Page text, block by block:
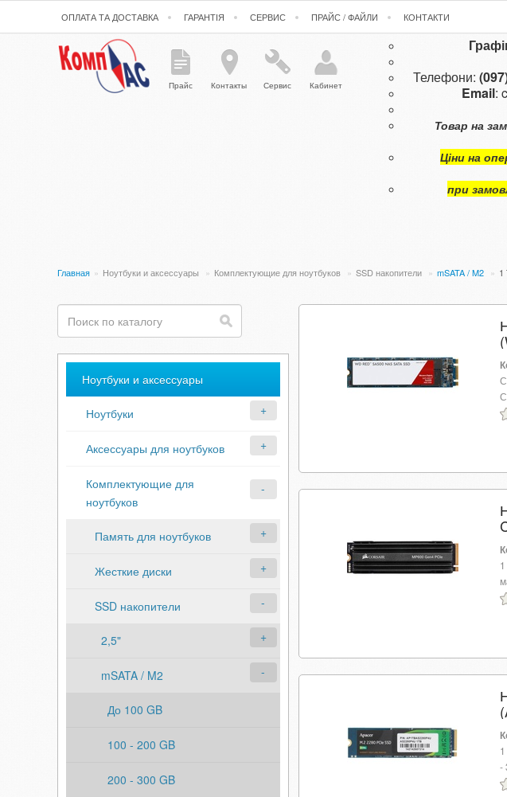
ОПЛАТА ТА ДОСТАВКА ГАРАНТІЯ СЕРВИС ПРАЙС / ФАЙЛИ КОНТАКТИ
Прайс Контакты Сервис Кабинет Телефони:
Email:
Товар на
Ціни на
при
Главная » Ноутбуки и аксессуары » Комплектующие для ноутбуков » SSD накопители » mSATA / M2 » 1
Ноутбуки и аксессуары
Ноутбуки
Аксессуары для ноутбуков
Комплектующие для
ноутбуков
Память для ноутбуков
Жесткие диски
SSD накопители
2,5"
mSATA / M2
До 100 GB
100 - 200 GB
200 - 300 GB
x
-